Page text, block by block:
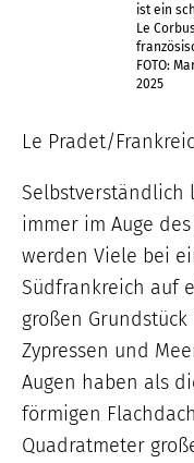
ist ein
Le
FOTO:
2025
Le Pradet/
Selbstverständlich
immer im Auge
werden Viele bei
Südfrankreich auf
großen
Zypressen und
Augen haben als
förmigen
Quadratmeter